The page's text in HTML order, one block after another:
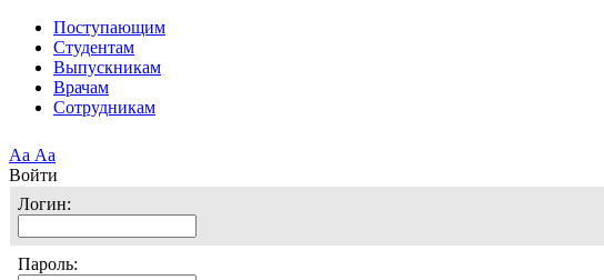
Поступающим
Студентам
Выпускникам
Врачам
Сотрудникам
Аа Аа
Войти
Логин:
Пароль: